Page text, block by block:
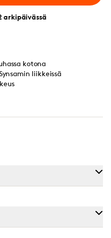
arkipäivässä
kotona
liikkeissä